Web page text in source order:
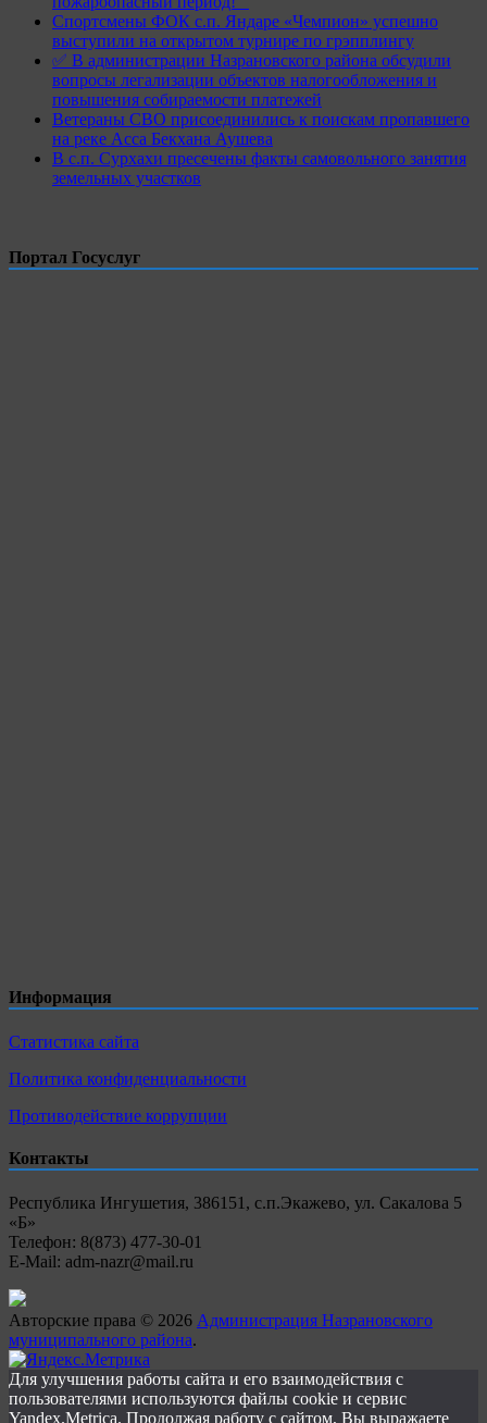
Спортсмены ФОК с.п. Яндаре «Чемпион» успешно
выступили на открытом турнире по грэпплингу
✅ В администрации Назрановского района обсудили
вопросы легализации объектов налогообложения и
повышения собираемости платежей
Ветераны СВО присоединились к поискам пропавшего
на реке Асса Бекхана Аушева
В с.п. Сурхахи пресечены факты самовольного занятия
земельных участков
Портал Госуслуг
Информация
Статистика сайта
Политика конфиденциальности
Противодействие коррупции
Контакты
Республика Ингушетия, 386151, с.п.Экажево, ул. Сакалова 5
«Б»
Телефон: 8(873) 477-30-01
E-Mail: adm-nazr@mail.ru
Авторские права © 2026 Администрация Назрановского
муниципального района.
Для улучшения работы сайта и его взаимодействия с
пользователями используются файлы cookie и сервис
Yandex.Metrica. Продолжая работу с сайтом, Вы выражаете